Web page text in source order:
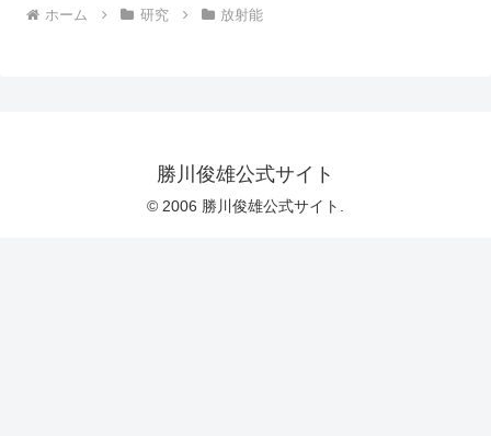
ホーム 研究 放射能
勝川俊雄公式サイト
© 2006 勝川俊雄公式サイト.